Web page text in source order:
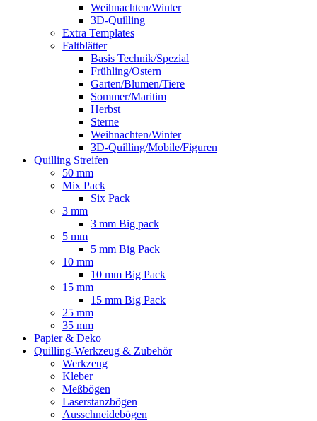
Weihnachten/Winter
3D-Quilling
Extra Templates
Faltblätter
Basis Technik/Spezial
Frühling/Ostern
Garten/Blumen/Tiere
Sommer/Maritim
Herbst
Sterne
Weihnachten/Winter
3D-Quilling/Mobile/Figuren
Quilling Streifen
50 mm
Mix Pack
Six Pack
3 mm
3 mm Big pack
5 mm
5 mm Big Pack
10 mm
10 mm Big Pack
15 mm
15 mm Big Pack
25 mm
35 mm
Papier & Deko
Quilling-Werkzeug & Zubehör
Werkzeug
Kleber
Meßbögen
Laserstanzbögen
Ausschneidebögen